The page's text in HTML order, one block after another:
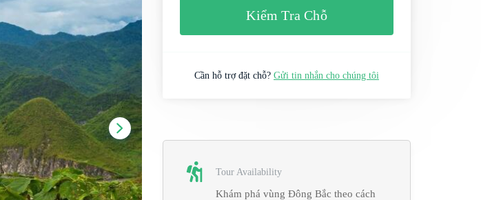
Kiểm Tra Chỗ
Cần hỗ trợ đặt chỗ? Gửi tin nhắn cho chúng tôi
Tour Availability
Khám phá vùng Đông Bắc theo cách